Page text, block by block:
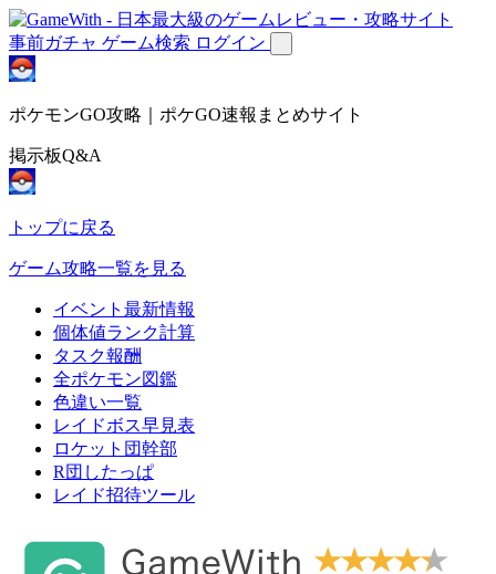
事前ガチャ ゲーム検索 ログイン
ポケモンGO攻略｜ポケGO速報まとめサイト
掲示板Q&A
トップに戻る
ゲーム攻略一覧を見る
イベント最新情報
個体値ランク計算
タスク報酬
全ポケモン図鑑
色違い一覧
レイドボス早見表
ロケット団幹部
R団したっぱ
レイド招待ツール